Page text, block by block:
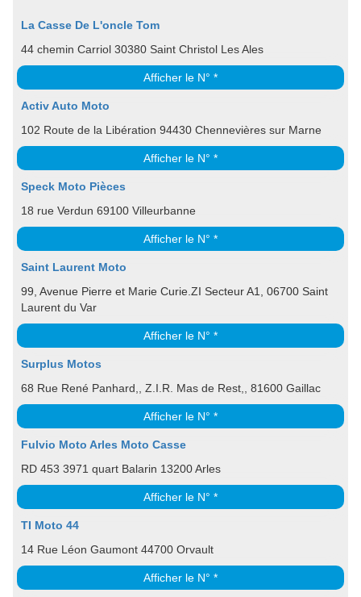
La Casse De L'oncle Tom
44 chemin Carriol 30380 Saint Christol Les Ales
Afficher le N° *
Activ Auto Moto
102 Route de la Libération 94430 Chennevières sur Marne
Afficher le N° *
Speck Moto Pièces
18 rue Verdun 69100 Villeurbanne
Afficher le N° *
Saint Laurent Moto
99, Avenue Pierre et Marie Curie.ZI Secteur A1, 06700 Saint
Laurent du Var
Afficher le N° *
Surplus Motos
68 Rue René Panhard,, Z.I.R. Mas de Rest,, 81600 Gaillac
Afficher le N° *
Fulvio Moto Arles Moto Casse
RD 453 3971 quart Balarin 13200 Arles
Afficher le N° *
TI Moto 44
14 Rue Léon Gaumont 44700 Orvault
Afficher le N° *